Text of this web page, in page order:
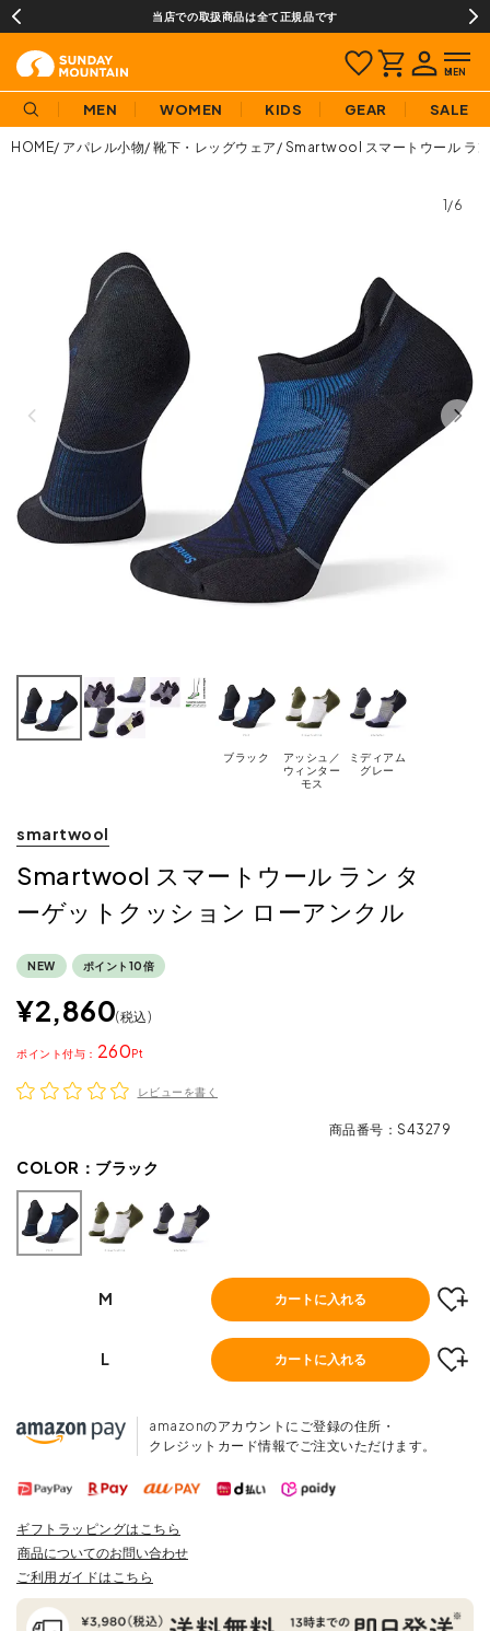
当店での取扱商品は全て正規品です
MEN WOMEN KIDS GEAR SALE
HOME アパレル小物 靴下・レッグウェア Smartwool スマートウール ラ
1/6
ブラック
アッシュ／
ウィンター
モス
ミディアム
グレー
smartwool
Smartwool スマートウール ラン タ
ーゲットクッション ローアンクル
NEW ポイント10倍
¥2,860 税込
260
ポイント
レビューを書く
商品番号 S43279
COLOR： ブラック
M カートに入れる
L カートに入れる
amazonのアカウントにご登録の住所・
クレジットカード情報でご注文いただけます。
ギフトラッピングはこちら
商品についてのお問い合わせ
ご利用ガイドはこちら